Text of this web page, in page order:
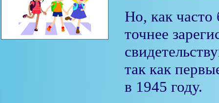
Но, как часто
точнее
так как
в 1945 году.